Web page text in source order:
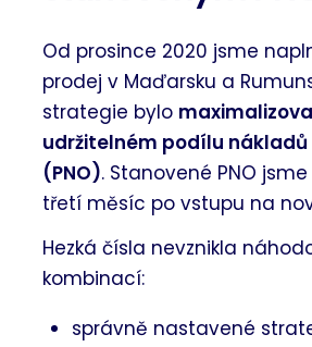
Od prosince 2020 jsme
prodej v Maďarsku a
strategie bylo
udržitelném podílu
(PNO). Stanovené PNO
třetí měsíc po vstupu na
Hezká čísla nevznikla
kombinací:
správně nastavené